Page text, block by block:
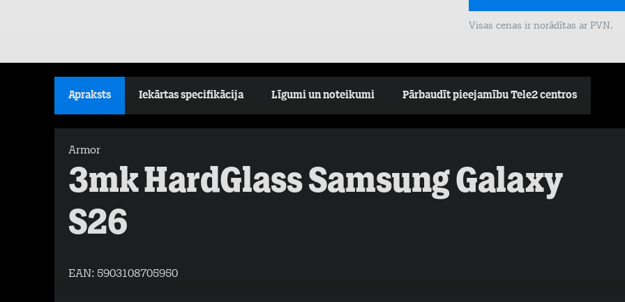
Visas cenas ir norādītas ar PVN.
Apraksts Iekārtas specifikācija Līgumi un noteikumi Pārbaudīt pieejamību Tele2 centros
Armor
3mk HardGlass Samsung Galaxy
S26
EAN: 5903108705950